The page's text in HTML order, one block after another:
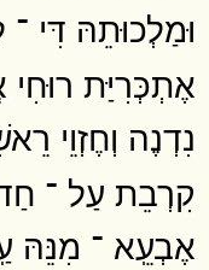
וּמַלְכוּתֵהּ דִּי
אֶתְכְּרִיַּת רוּחִי
נִדְנֶה וְחֶזְוֵי
קִרְבֵת עַל ־
אֶבְעֵֽא ־ מִנֵּהּ